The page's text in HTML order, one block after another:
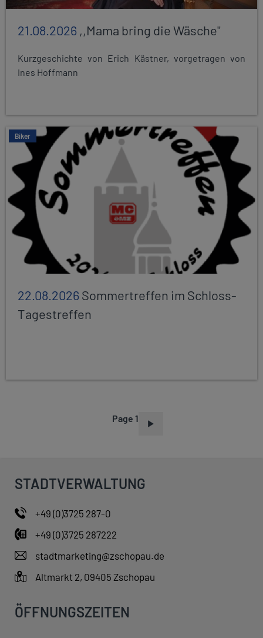
21.08.2026 ,,Mama bring die Wäsche"
Kurzgeschichte von Erich Kästner, vorgetragen von
Ines Hoffmann
Biker
22.08.2026Sommertreffen im Schloss-
Tagestreffen
Page 1
STADTVERWALTUNG
+49 (0)3725 287-0
+49 (0)3725 287222
stadtmarketing@zschopau.de
Altmarkt 2, 09405 Zschopau
ÖFFNUNGSZEITEN